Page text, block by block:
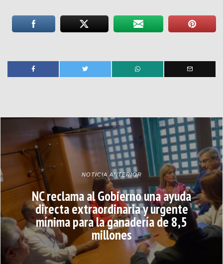
NOTICIA ANTERIOR
NC reclama al Gobierno una ayuda
directa extraordinaria y urgente
mínima para la ganadería de 8,5
millones